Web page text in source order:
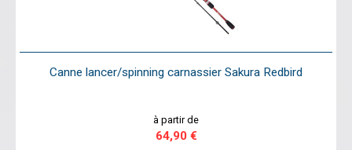
Canne lancer/spinning carnassier Sakura Redbird
à partir de
64,90 €